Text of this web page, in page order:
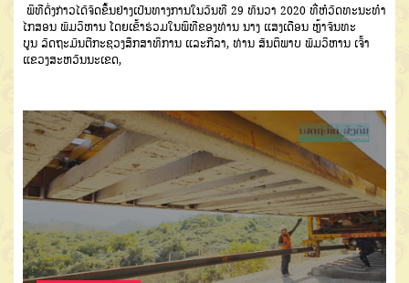
ພິທີດັ່ງກ່າວໄດ້ຈັດຂຶ້ນຢ່າງເປັນທາງການໃນວັນທີ 29 ທັນວາ 2020 ທີ່ຫໍວັດທະນະທຳ
ໄກສອນ ພົມວິຫານ ໂດຍເຂົ້າຮ່ວມໃນພິທີຂອງທ່ານ ນາງ ແສງເດືອນ ຫຼ້າຈັນທະ
ບູນ ລັດຖະມົນຕີກະຊວງສຶກສາທິການ ແລະກີລາ, ທ່ານ ສັນຕິພາບ ພົມວິຫານ ເຈົ້າ
ແຂວງສະຫວັນນະເຂດ,